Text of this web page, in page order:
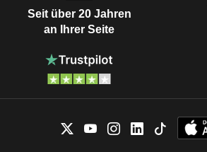
Seit über 20 Jahren
an Ihrer Seite